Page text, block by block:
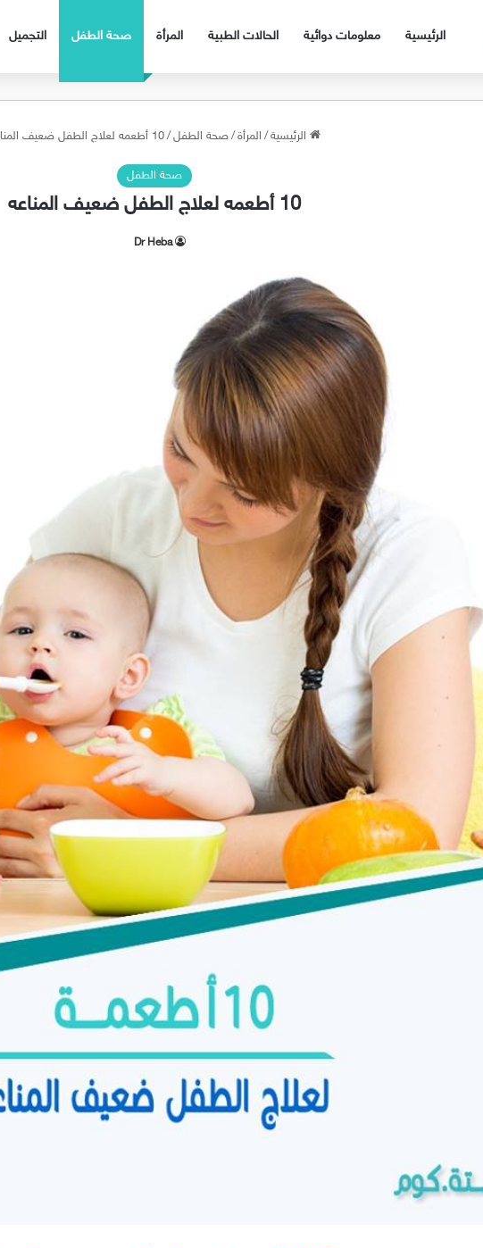
الرئيسية معلومات دوائية الحالات الطبية المرأة صحة الطفل التجميل
الرئيسية / المرأة / صحة الطفل / 10 أطعمه لعلاج الطفل ضعيف المناعه
صحة الطفل
10 أطعمه لعلاج الطفل ضعيف المناعه
Dr Heba